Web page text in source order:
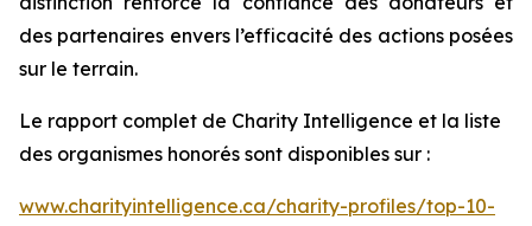
des partenaires envers l’efficacité des actions posées
sur le terrain.
Le rapport complet de Charity Intelligence et la liste
des organismes honorés sont disponibles sur :
www.charityintelligence.ca/charity-profiles/top-10-